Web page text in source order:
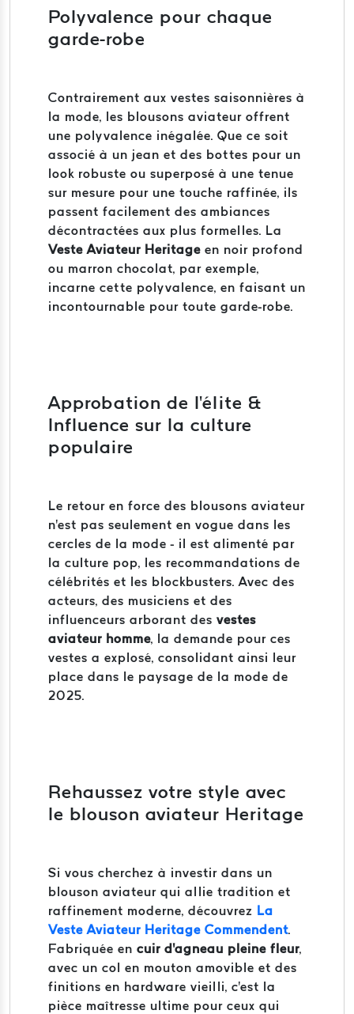
Polyvalence pour chaque
garde-robe
Contrairement aux vestes saisonnières à
la mode, les blousons aviateur offrent
une polyvalence inégalée. Que ce soit
associé à un jean et des bottes pour un
look robuste ou superposé à une tenue
sur mesure pour une touche raffinée, ils
passent facilement des ambiances
décontractées aux plus formelles. La
Veste Aviateur Heritage en noir profond
ou marron chocolat, par exemple,
incarne cette polyvalence, en faisant un
incontournable pour toute garde-robe.
Approbation de l'élite &
Influence sur la culture
populaire
Le retour en force des blousons aviateur
n'est pas seulement en vogue dans les
cercles de la mode - il est alimenté par
la culture pop, les recommandations de
célébrités et les blockbusters. Avec des
acteurs, des musiciens et des
influenceurs arborant des vestes
aviateur homme, la demande pour ces
vestes a explosé, consolidant ainsi leur
place dans le paysage de la mode de
2025.
Rehaussez votre style avec
le blouson aviateur Heritage
Si vous cherchez à investir dans un
blouson aviateur qui allie tradition et
raffinement moderne, découvrez La
Veste Aviateur Heritage Commendent.
Fabriquée en cuir d'agneau pleine fleur,
avec un col en mouton amovible et des
finitions en hardware vieilli, c'est la
pièce maîtresse ultime pour ceux qui